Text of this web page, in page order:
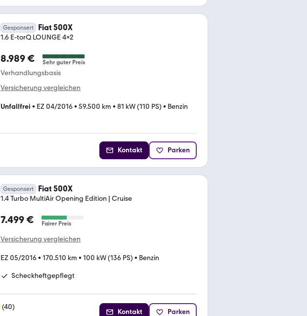
Gesponsert Fiat 500X
1.6 E-torQ LOUNGE 4x2
8.989 € Sehr guter Preis
Verhandlungsbasis
Versicherung vergleichen
Unfallfrei • EZ 04/2016• 59.500 km • 81 kW (110 PS) • Benzin
Kontakt Parken
Gesponsert Fiat 500X
1.4 Turbo MultiAir Opening Edition | Cruise
7.499 € Fairer Preis
Versicherung vergleichen
EZ 05/2016• 170.510 km • 100 kW (136 PS) • Benzin
Scheckheftgepflegt
(40)
Kontakt Parken